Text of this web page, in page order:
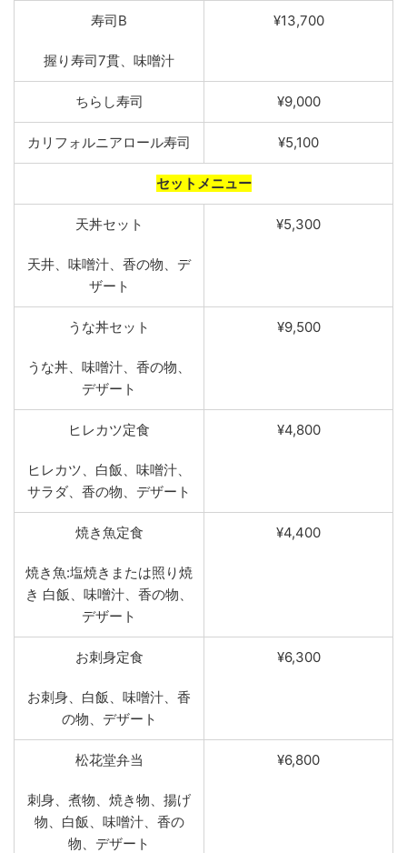
寿司B
握り寿司7貫 味噌汁
¥13,700
ちらし寿司 ¥9,000
カリフォ ルニアロール寿司 ¥5,100
セットメニュー
天丼セッ ト
天井、味噌汁、香の物、デ
ザート
¥5,300
うな丼セッ ト
うな丼、味噌汁、香の物、
デザート
¥9,500
ヒレカツ定食
ヒレカツ 白飯 味噌汁
サラダ
香の物 デザート
¥4,800
焼き魚定食
焼き魚:塩焼きまたは照り焼
き 白飯、味噌汁、香の物、
デザート
¥4,400
お刺身定食
お刺身、白飯、味噌汁、香
の物、デザート
¥6,300
松花堂弁当
刺身、煮物、焼き物、揚げ
物、白飯、味噌汁、香の
物、デザート
¥6,800